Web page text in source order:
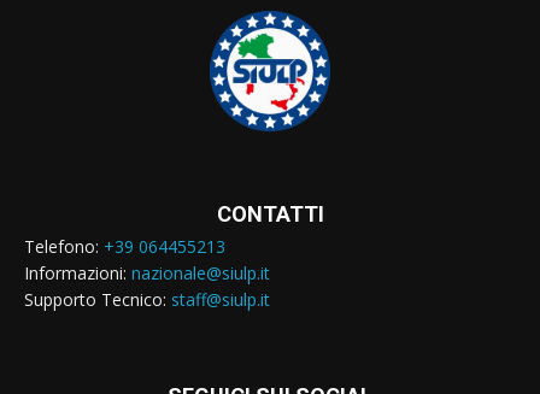
CONTATTI
Telefono: +39 064455213
Informazioni: nazionale@siulp.it
Supporto Tecnico: staff@siulp.it